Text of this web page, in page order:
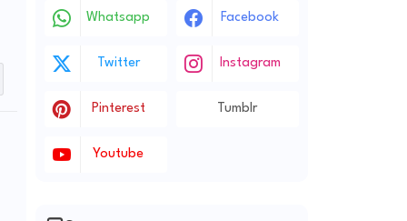
Whatsapp Facebook
Twitter Instagram
Pinterest Tumblr
Youtube